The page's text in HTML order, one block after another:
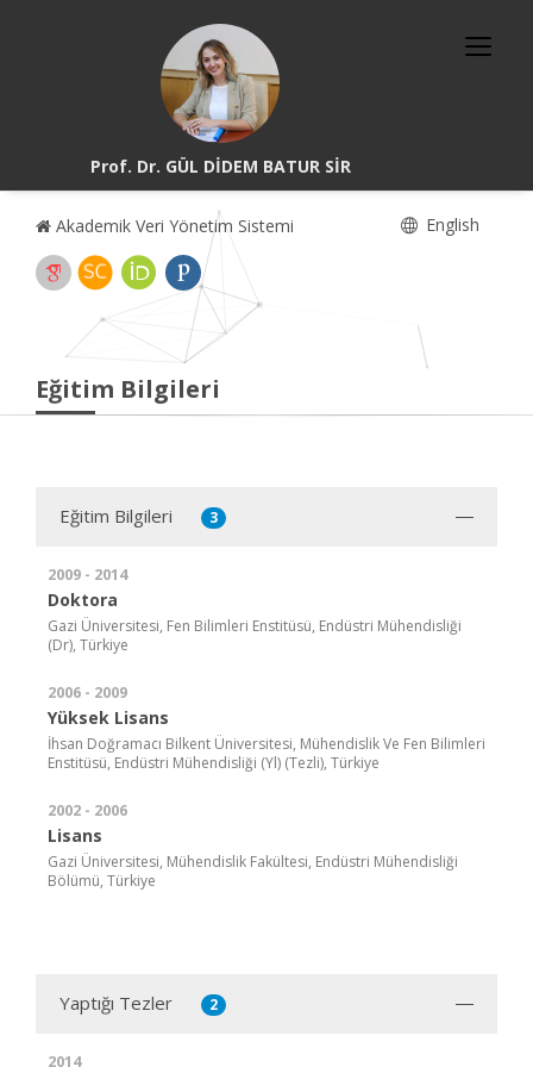
Prof. Dr. GÜL DİDEM BATUR SİR
Akademik Veri Yönetim Sistemi English
Eğitim Bilgileri
Eğitim Bilgileri 3
2009 - 2014
Doktora
Gazi Üniversitesi, Fen Bilimleri Enstitüsü, Endüstri Mühendisliği
(Dr), Türkiye
2006 - 2009
Yüksek Lisans
İhsan Doğramacı Bilkent Üniversitesi, Mühendislik Ve Fen Bilimleri
Enstitüsü, Endüstri Mühendisliği (Yl) (Tezli), Türkiye
2002 - 2006
Lisans
Gazi Üniversitesi, Mühendislik Fakültesi, Endüstri Mühendisliği
Bölümü, Türkiye
Yaptığı Tezler 2
2014